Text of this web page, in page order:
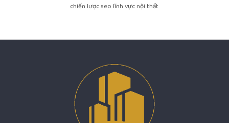
chiến lược seo lĩnh vực nội thất